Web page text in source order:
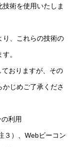
術を使用いたしま
り、これらの技術の
。
おりますが、その
じめご了承くださ
利用
３）、Webビーコン